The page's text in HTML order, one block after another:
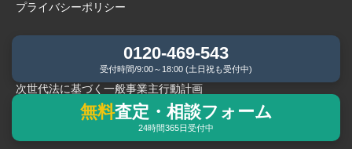
プライバシーポリシー
次世代法に基づく⼀般事業主⾏動計画
BCP（緊急時事業継続計画）基本⽅針
0120-469-543
受付時間/9:00～18:00 (土日祝も受付中)
無料査定・相談フォーム
24時間365日受付中